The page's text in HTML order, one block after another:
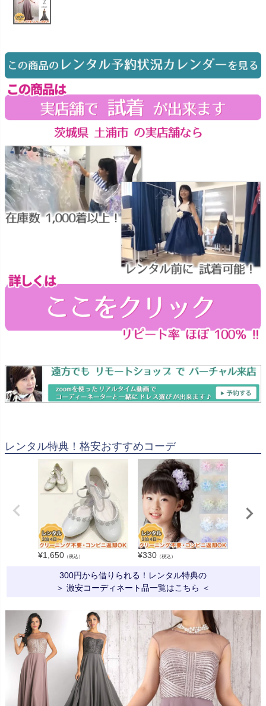
Photography
写真スタジオ APS
Angel's Photo Studio
七五三・発表会・記念撮影
Web または お電話
ヘアメイク・着付け
スタジオを予約 →
レンタル特典！格安おすすめコーデ
¥1,650 （税込） ¥330 （税込）
300円から借りられる！レンタル特典の
＞ 激安コーディネート品一覧はこちら ＜